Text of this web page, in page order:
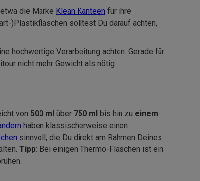
die Marke Klean Kanteen für ihre
)Plastikflaschen solltest Du darauf achten,
hochwertige Verarbeitung achten. Gerade für
nicht mehr Gewicht als nötig
von 500 ml über 750 ml bis hin zu einem
haben klassischerweise einen
sinnvoll, die Du direkt am Rahmen Deines
Tipp: Bei einigen Thermo-Flaschen ist ein